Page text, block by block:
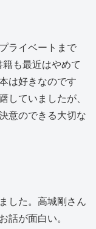
ライベートまで
も最近はやめて
は好きなのです
していましたが、
意のできる大切な
した。高城剛さん
話が面白い。